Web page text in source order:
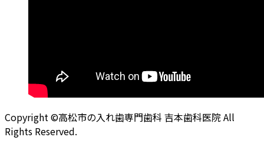
Copyright ©高松市の入れ歯専門歯科 吉本歯科医院 All
Rights Reserved.